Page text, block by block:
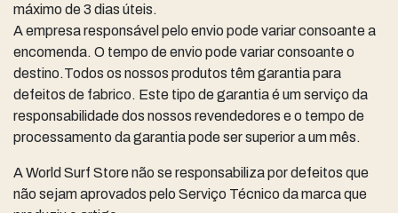
máximo de 3 dias úteis.
A empresa responsável pelo envio pode variar consoante a
encomenda. O tempo de envio pode variar consoante o
destino.Todos os nossos produtos têm garantia para
defeitos de fabrico. Este tipo de garantia é um serviço da
responsabilidade dos nossos revendedores e o tempo de
processamento da garantia pode ser superior a um mês.
A World Surf Store não se responsabiliza por defeitos que
não sejam aprovados pelo Serviço Técnico da marca que